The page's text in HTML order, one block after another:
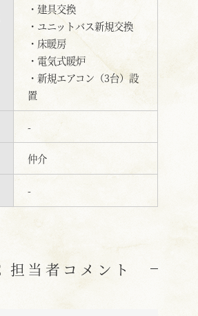
・建具交換
・ユニットバス新規交換
・床暖房
・電気式暖炉
・新規エアコン（3台）設
置
-
仲介
-
当者コメント